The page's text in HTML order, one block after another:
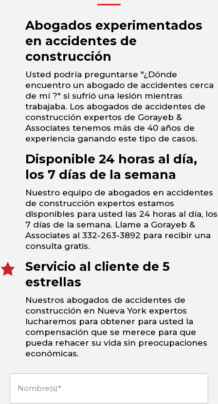
Abogados experimentados
en accidentes de
construcción
Usted podría preguntarse "¿Dónde
encuentro un abogado de accidentes cerca
de mí ?" si sufrió una lesión mientras
trabajaba. Los abogados de accidentes de
construcción expertos de Gorayeb &
Associates tenemos más de 40 años de
experiencia ganando este tipo de casos.
Disponible 24 horas al día,
los 7 días de la semana
Nuestro equipo de abogados en accidentes
de construcción expertos estamos
disponibles para usted las 24 horas al día, los
7 días de la semana. Llame a Gorayeb &
Associates al 332-263-3892 para recibir una
consulta gratis.
Servicio al cliente de 5
estrellas
Nuestros abogados de accidentes de
construcción en Nueva York expertos
lucharemos para obtener para usted la
compensación que se merece para que
pueda rehacer su vida sin preocupaciones
económicas.
Nombre(s)